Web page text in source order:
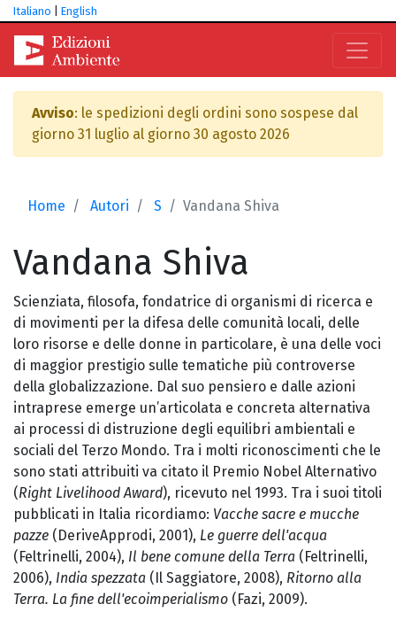
Italiano English
Avviso: le spedizioni degli ordini sono sospese dal
giorno 31 luglio al giorno 30 agosto 2026
Home Autori S Vandana Shiva
Vandana Shiva
Scienziata, filosofa, fondatrice di organismi di ricerca e
di movimenti per la difesa delle comunità locali, delle
loro risorse e delle donne in particolare, è una delle voci
di maggior prestigio sulle tematiche più controverse
della globalizzazione. Dal suo pensiero e dalle azioni
intraprese emerge un’articolata e concreta alternativa
ai processi di distruzione degli equilibri ambientali e
sociali del Terzo Mondo. Tra i molti riconoscimenti che le
sono stati attribuiti va citato il Premio Nobel Alternativo
(Right Livelihood Award), ricevuto nel 1993. Tra i suoi titoli
pubblicati in Italia ricordiamo: Vacche sacre e mucche
pazze (DeriveApprodi, 2001), Le guerre dell'acqua
(Feltrinelli, 2004), Il bene comune della Terra (Feltrinelli,
2006), India spezzata (Il Saggiatore, 2008), Ritorno alla
Terra. La fine dell'ecoimperialismo (Fazi, 2009).